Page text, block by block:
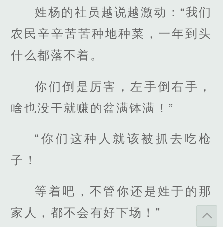
姓杨的社员越说越激动：“我们
农民辛辛苦苦种地种菜，一年到头
什么都落不着。
你们倒是厉害，左手倒右手，
啥也没干就赚的盆满钵满！”
“你们这种人就该被抓去吃枪
子！
等着吧，不管你还是姓于的那
家人，都不会有好下场！”